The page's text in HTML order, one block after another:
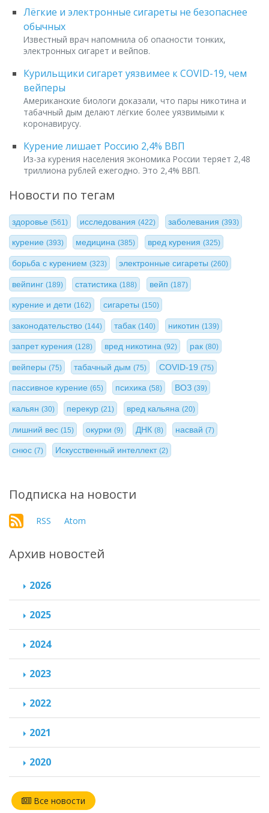
Лёгкие и электронные сигареты не безопаснее
обычных
Известный врач напомнила об опасности тонких,
электронных сигарет и вейпов.
Курильщики сигарет уязвимее к COVID-19, чем
вейперы
Американские биологи доказали, что пары никотина и
табачный дым делают лёгкие более уязвимыми к
коронавирусу.
Курение лишает Россию 2,4% ВВП
Из-за курения населения экономика России теряет 2,48
триллиона рублей ежегодно. Это 2,4% ВВП.
Новости по тегам
здоровье (561) исследования(422) заболевания (393)
курение (393) медицина(385) вред курения (325)
борьба с курением (323) электронные сигареты(260)
вейпинг (189) статистика(188) вейп (187)
курение и дети (162) сигареты(150)
законодательство (144) табак(140) никотин (139)
запрет курения (128) вред никотина(92) рак (80)
вейперы (75) табачный дым(75) COVID-19 (75)
пассивное курение (65) психика(58) ВОЗ (39)
кальян (30) перекур(21) вред кальяна (20)
лишний вес (15) окурки(9) ДНК (8) насвай(7)
снюс (7) Искусственный интеллект(2)
Подписка на новости
RSS Atom
Архив новостей
2026
2025
2024
2023
2022
2021
2020
Все новости